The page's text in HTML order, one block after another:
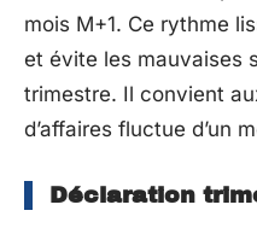
mois M+1. Ce rythme
et évite les mauvaises
trimestre. Il convient
d’affaires fluctue d’un
Déclaration